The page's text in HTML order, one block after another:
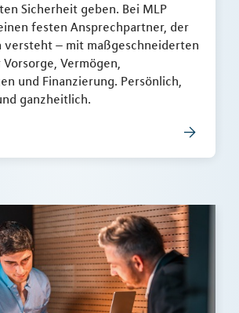
Sicherheit geben. Bei MLP
festen Ansprechpartner, der
versteht – mit maßgeschneiderten
Vermögen,
und Finanzierung. Persönlich,
ganzheitlich.